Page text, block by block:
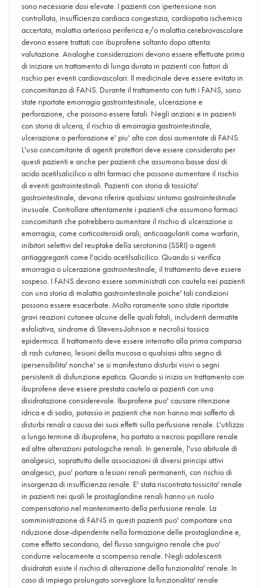
sono necessarie dosi elevate. I pazienti con ipertensione non
controllata, insufficienza cardiaca congestizia, cardiopatia ischemica
accertata, malattia arteriosa periferica e/o malattia cerebrovascolare
devono essere trattati con ibuprofene soltanto dopo attenta
valutazione. Analoghe considerazioni devono essere effettuate prima
di iniziare un trattamento di lunga durata in pazienti con fattori di
rischio per eventi cardiovascolari: Il medicinale deve essere evitato in
concomitanza di FANS. Durante il trattamento con tutti i FANS, sono
state riportate emorragia gastrointestinale, ulcerazione e
perforazione, che possono essere fatali. Negli anziani e in pazienti
con storia di ulcera, il rischio di emorragia gastrointestinale,
ulcerazione o perforazione e' piu' alto con dosi aumentate di FANS.
L'uso concomitante di agenti protettori deve essere considerato per
questi pazienti e anche per pazienti che assumono basse dosi di
acido acetilsalicilico o altri farmaci che possono aumentare il rischio
di eventi gastrointestinali. Pazienti con storia di tossicita'
gastrointestinale, devono riferire qualsiasi sintomo gastrointestinale
inusuale. Controllare attentamente i pazienti che assumono farmaci
concomitanti che potrebbero aumentare il rischio di ulcerazione o
emorragia, come corticosteroidi orali, anticoagulanti come warfarin,
inibitori selettivi del reuptake della serotonina (SSRI) o agenti
antiaggreganti come l'acido acetilsalicilico. Quando si verifica
emorragia o ulcerazione gastrointestinale, il trattamento deve essere
sospeso. I FANS devono essere somministrati con cautela nei pazienti
con una storia di malattia gastrointestinale poiche' tali condizioni
possono essere esacerbate. Molto raramente sono state riportate
gravi reazioni cutanee alcune delle quali fatali, includenti dermatite
esfoliativa, sindrome di Stevens-Johnson e necrolisi tossica
epidermica. Il trattamento deve essere interrotto alla prima comparsa
di rash cutaneo, lesioni della mucosa o qualsiasi altro segno di
ipersensibilita' nonche' se si manifestano disturbi visivi o segni
persistenti di disfunzione epatica. Quando si inizia un trattamento con
ibuprofene deve essere prestata cautela ai pazienti con una
disidratazione considerevole. Ibuprofene puo' causare ritenzione
idrica e di sodio, potassio in pazienti che non hanno mai sofferto di
disturbi renali a causa dei suoi effetti sulla perfusione renale. L'utilizzo
a lungo termine di ibuprofene, ha portato a necrosi papillare renale
ed altre alterazioni patologiche renali. In generale, l'uso abituale di
analgesici, soprattutto delle associazioni di diversi principi attivi
analgesici, puo' portare a lesioni renali permanenti, con rischio di
insorgenza di insufficienza renale. E' stata riscontrata tossicita' renale
in pazienti nei quali le prostaglandine renali hanno un ruolo
compensatorio nel mantenimento della perfusione renale. La
somministrazione di FANS in questi pazienti puo' comportare una
riduzione dose-dipendente nella formazione delle prostaglandine e,
come effetto secondario, del flusso sanguigno renale che puo'
condurre velocemente a scompenso renale. Negli adolescenti
disidratati esiste il rischio di alterazione della funzionalita' renale. In
caso di impiego prolungato sorvegliare la funzionalita' renale